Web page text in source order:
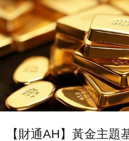
【財通AH】黃金主題